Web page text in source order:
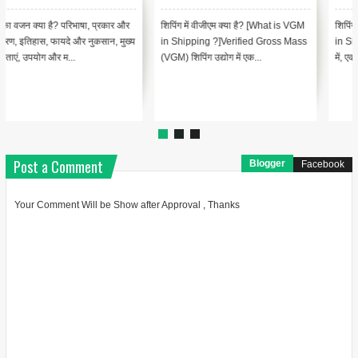
शिपिंग में जहाज क्या है? [What is Vessel
in Shipping ? In Hindi]शिपिंग के संदर्भ
में, एक "Vessel" एक...
शिपिंग में एयर वेबिल (एडब्ल्यूबी): एयर कार्गो
के लिए एक आवश्यक दस्तावेज़ [Air
Waybill (AWB) in Shipp...
Post a Comment Blogger Facebook
Your Comment Will be Show after Approval , Thanks